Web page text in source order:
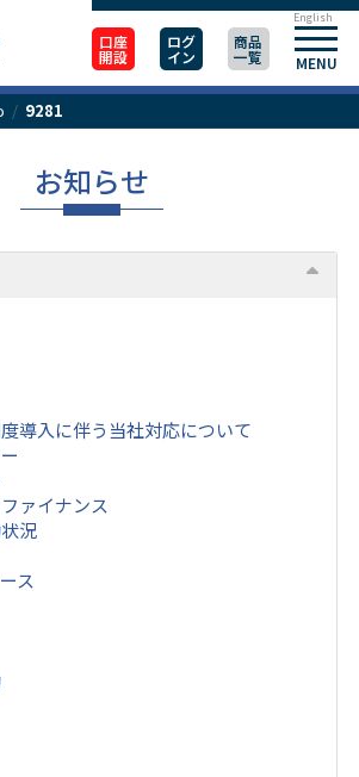
口座
開設
ログ
イン
商品
一覧 MENU
English
/ 9281
お知らせ
導入に伴う当社対応について
ァイナンス
況
ス